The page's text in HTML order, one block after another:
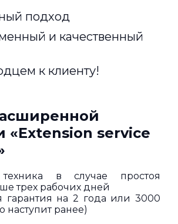
подход
и качественный
к клиенту!
«Extension service
в случае простоя
трех рабочих дней
гарантия на 2 года или 3000
наступит ранее)